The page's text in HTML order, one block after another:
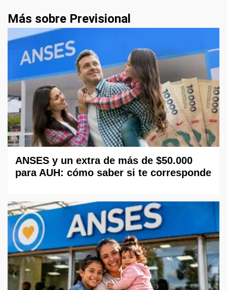
Más sobre Previsional
ANSES y un extra de más de $50.000
para AUH: cómo saber si te corresponde